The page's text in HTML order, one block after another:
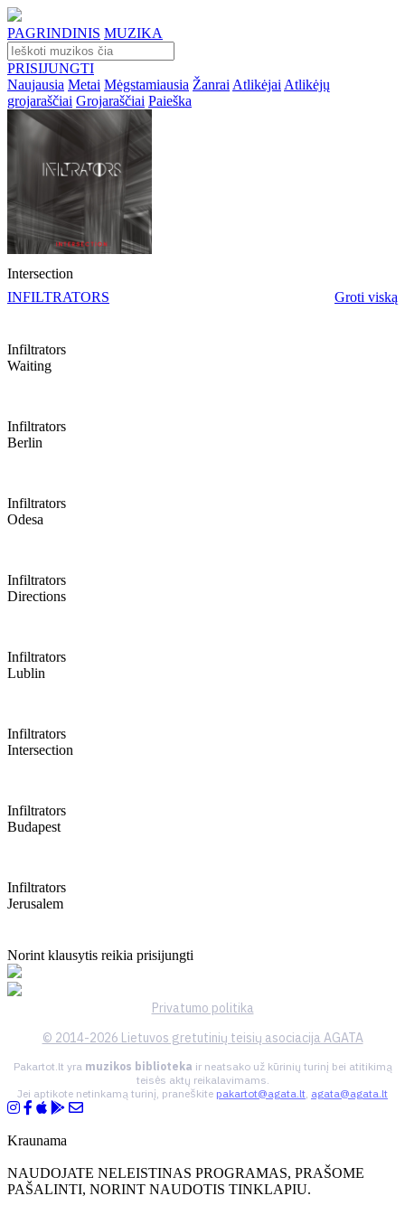
PAGRINDINIS MUZIKA
PRISIJUNGTI
Naujausia Metai Mėgstamiausia Žanrai Atlikėjai Atlikėjų
grojaraščiai Grojaraščiai Paieška
Intersection
INFILTRATORS
Groti viską
Infiltrators
Waiting
Infiltrators
Berlin
Infiltrators
Odesa
Infiltrators
Directions
Infiltrators
Lublin
Infiltrators
Intersection
Infiltrators
Budapest
Infiltrators
Jerusalem
Norint klausytis reikia prisijungti
Privatumo politika
© 2014-2026 Lietuvos gretutinių teisių asociacija AGATA
Pakartot.lt yra muzikos biblioteka ir neatsako už kūrinių turinį bei atitikimą
teisės aktų reikalavimams.
Jei aptikote netinkamą turinį, praneškite pakartot@agata.lt, agata@agata.lt
Kraunama
NAUDOJATE NELEISTINAS PROGRAMAS, PRAŠOME
PAŠALINTI, NORINT NAUDOTIS TINKLAPIU.